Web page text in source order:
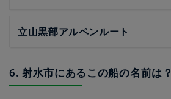
立山黒部アルペンルート
6. 射水市にあるこの船の名前は？